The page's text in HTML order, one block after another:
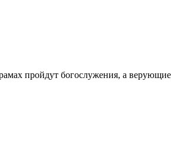
пройдут богослужения, а верующие